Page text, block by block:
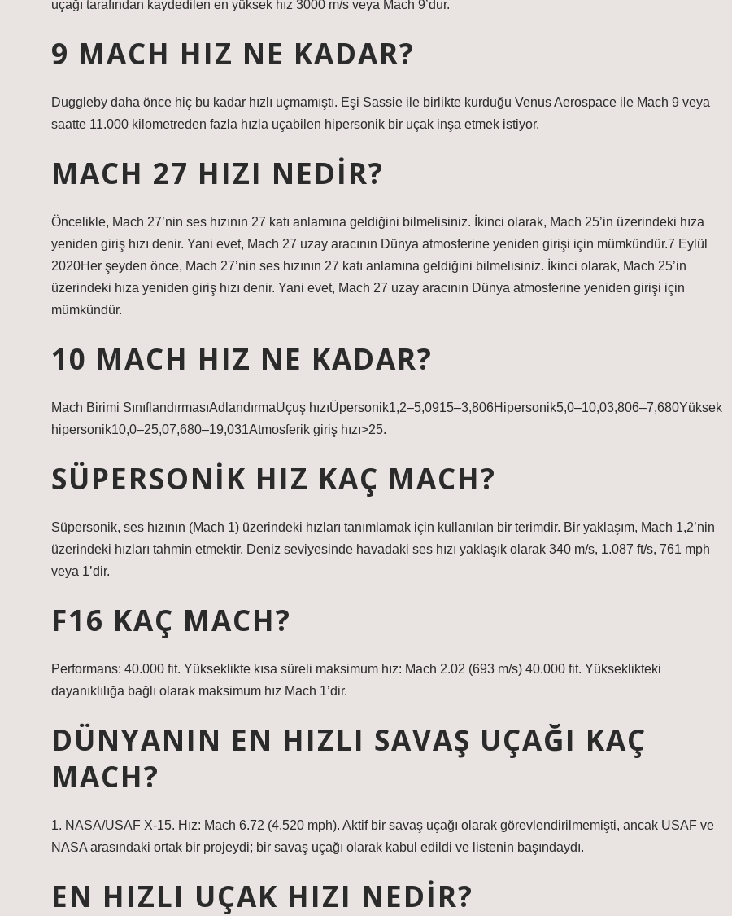
uçağı tarafından kaydedilen en yüksek hız 3000 m/s veya Mach 9’dur.
9 MACH HIZ NE KADAR?
Duggleby daha önce hiç bu kadar hızlı uçmamıştı. Eşi Sassie ile birlikte kurduğu Venus Aerospace ile Mach 9 veya
saatte 11.000 kilometreden fazla hızla uçabilen hipersonik bir uçak inşa etmek istiyor.
MACH 27 HIZI NEDIR?
Öncelikle, Mach 27’nin ses hızının 27 katı anlamına geldiğini bilmelisiniz. İkinci olarak, Mach 25’in üzerindeki hıza
yeniden giriş hızı denir. Yani evet, Mach 27 uzay aracının Dünya atmosferine yeniden girişi için mümkündür.7 Eylül
2020Her şeyden önce, Mach 27’nin ses hızının 27 katı anlamına geldiğini bilmelisiniz. İkinci olarak, Mach 25’in
üzerindeki hıza yeniden giriş hızı denir. Yani evet, Mach 27 uzay aracının Dünya atmosferine yeniden girişi için
mümkündür.
10 MACH HIZ NE KADAR?
Mach Birimi SınıflandırmasıAdlandırmaUçuş hızıÜpersonik1,2–5,0915–3,806Hipersonik5,0–10,03,806–7,680Yüksek
hipersonik10,0–25,07,680–19,031Atmosferik giriş hızı>25.
SÜPERSONIK HIZ KAÇ MACH?
Süpersonik, ses hızının (Mach 1) üzerindeki hızları tanımlamak için kullanılan bir terimdir. Bir yaklaşım, Mach 1,2’nin
üzerindeki hızları tahmin etmektir. Deniz seviyesinde havadaki ses hızı yaklaşık olarak 340 m/s, 1.087 ft/s, 761 mph
veya 1’dir.
F16 KAÇ MACH?
Performans: 40.000 fit. Yükseklikte kısa süreli maksimum hız: Mach 2.02 (693 m/s) 40.000 fit. Yükseklikteki
dayanıklılığa bağlı olarak maksimum hız Mach 1’dir.
DÜNYANIN EN HIZLI SAVAŞ UÇAĞI KAÇ
MACH?
1. NASA/USAF X-15. Hız: Mach 6.72 (4.520 mph). Aktif bir savaş uçağı olarak görevlendirilmemişti, ancak USAF ve
NASA arasındaki ortak bir projeydi; bir savaş uçağı olarak kabul edildi ve listenin başındaydı.
EN HIZLI UÇAK HIZI NEDIR?